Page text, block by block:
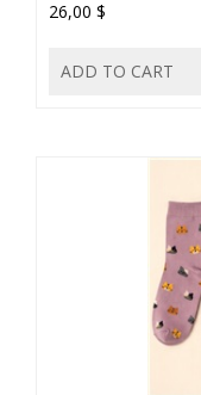
26,00 $
ADD TO CART